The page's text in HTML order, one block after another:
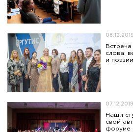
слова:
и
Наши
свой
форуме